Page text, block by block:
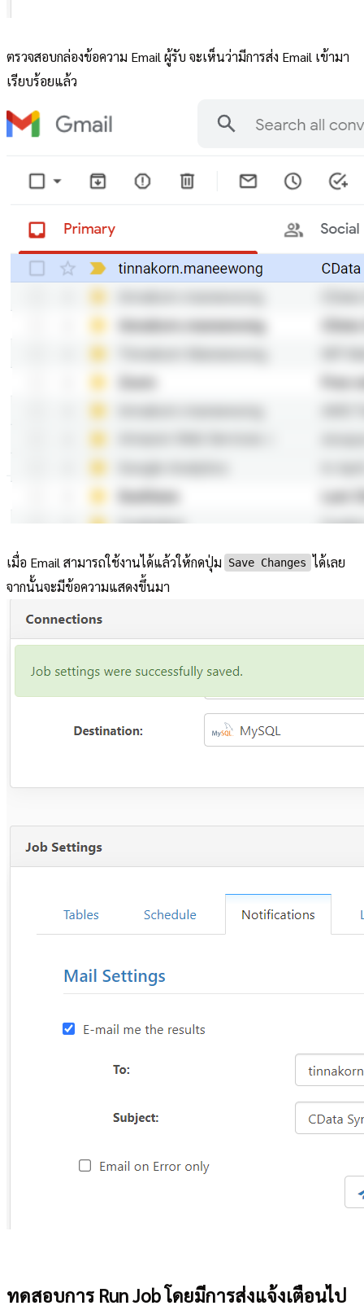
ตรวจสอบกล่องข้อความ Email ผู้รับ จะเห็นว่ามีการส่ง Email เข้ามา
เรียบร้อยแล้ว
เมื่อ Email สามารถใช้งานได้แล้วให้กดปุ่ม Save Changes ได้เลย
จากนั้นจะมีข้อความแสดงขึ้นมา
ทดสอบการ Run Job โดยมีการส่งแจ้งเตือนไป